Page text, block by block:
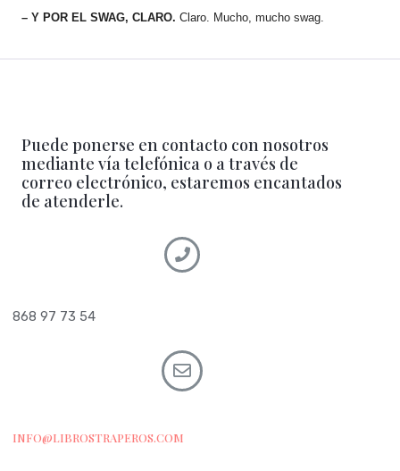
– Y POR EL SWAG, CLARO. Claro. Mucho, mucho swag.
Puede ponerse en contacto con nosotros
mediante vía telefónica o a través de
correo electrónico, estaremos encantados
de atenderle.
868 97 73 54
INFO@LIBROSTRAPEROS.COM